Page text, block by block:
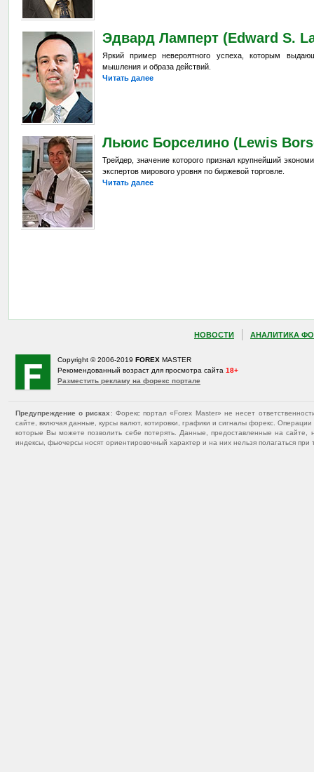
Эдвард Ламперт (Edward S.
Яркий пример невероятного успеха, которым
мышления и образа действий.
Читать далее
Льюис Борселино (Lewis
Трейдер, значение которого признал крупнейший
экспертов мирового уровня по биржевой торговле.
Читать далее
НОВОСТИ АНАЛИТИКА
Copyright © 2006-2019 FOREX MASTER
Рекомендованный возраст для просмотра сайта 18+
Разместить рекламу на форекс портале
Предупреждение о рисках : Форекс портал «Forex Master» не несет
сайте, включая данные, курсы валют, котировки, графики и сигналы форекс.
которые Вы можете позволить себе потерять. Данные, предоставленные на
индексы, фьючерсы носят ориентировочный характер и на них нельзя полагаться при